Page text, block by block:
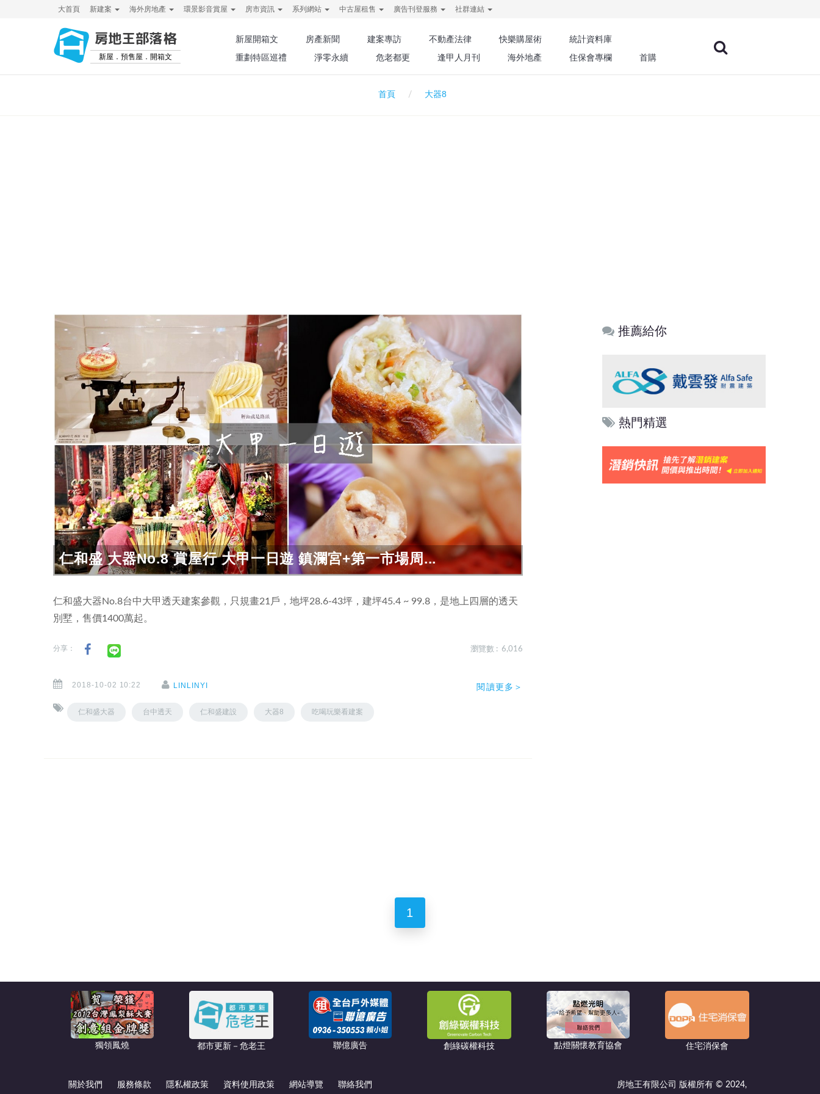
大首頁 新建案 海外房地產 環景影音賞屋 房市資訊 系列網站 中古屋租售 廣告刊登服務 社群連結
房地王部落格
新屋．預售屋．開箱文
新屋開箱文 房產新聞 建案專訪 不動產法律 快樂購屋術
統計資料庫
重劃特區巡禮
淨零永續 危老都更 逢甲人月刊 海外地產 住保會專欄 首購
首頁 大器8
仁和盛 大器No.8 賞屋行 大甲一日遊 鎮瀾宮+第一市場周...
仁和盛大器No.8台中大甲透天建案參觀，只規畫21戶，地坪28.6-43坪，建坪45.4 ~ 99.8，是地上四層的透天
別墅，售價1400萬起。
分享： 瀏覽數 : 6,016
2018-10-02 10:22 LINLINYI
仁和盛大器 台中透天 仁和盛建設 大器8 吃喝玩樂看建案
閱讀更多＞
推薦給你
熱門精選
1
獨領鳳燒 都市更新－危老王 聯億廣告 創綠碳權科技 點燈關懷教育協會 住宅消保會
關於我們 服務條款 隱私權政策 資料使用政策 網站導覽 聯絡我們 房地王有限公司 版權所有 © 2024,